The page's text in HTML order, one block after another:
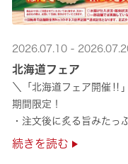
2026.07.10 -
北海道フェア
＼「北海道フェア開催‼
期間限定！
・注文後に炙る旨みたっ
・濃厚な甘みの「北海道
続きを読む